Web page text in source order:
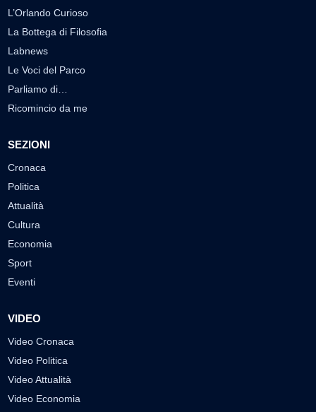
L’Orlando Curioso
La Bottega di Filosofia
Labnews
Le Voci del Parco
Parliamo di…
Ricomincio da me
SEZIONI
Cronaca
Politica
Attualità
Cultura
Economia
Sport
Eventi
VIDEO
Video Cronaca
Video Politica
Video Attualità
Video Economia